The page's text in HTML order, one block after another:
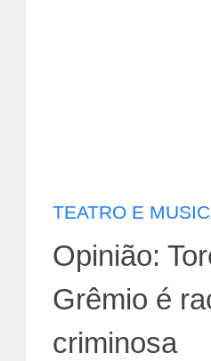
TEATRO E
Opinião:
Grêmio é
criminosa